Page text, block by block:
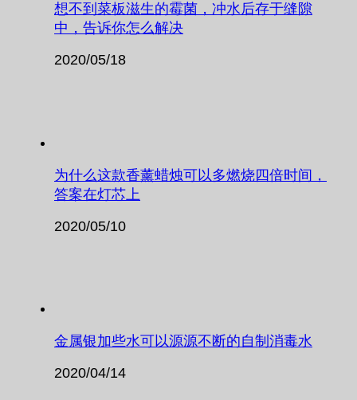
想不到菜板滋生的霉菌，冲水后存于缝隙
中，告诉你怎么解决
2020/05/18
为什么这款香薰蜡烛可以多燃烧四倍时间，
答案在灯芯上
2020/05/10
金属银加些水可以源源不断的自制消毒水
2020/04/14